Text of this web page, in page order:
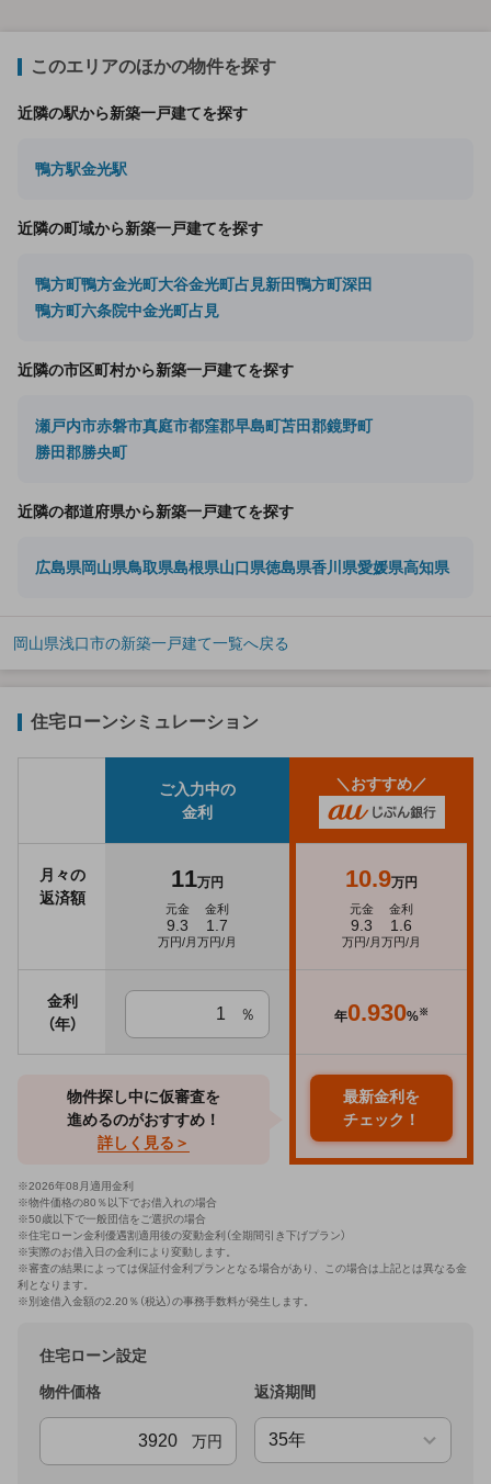
このエリアのほかの物件を探す
近隣の駅から新築一戸建てを探す
鴨方駅金光駅
近隣の町域から新築一戸建てを探す
鴨方町鴨方金光町大谷金光町占見新田鴨方町深田
鴨方町六条院中金光町占見
近隣の市区町村から新築一戸建てを探す
瀬戸内市赤磐市真庭市都窪郡早島町苫田郡鏡野町
勝田郡勝央町
近隣の都道府県から新築一戸建てを探す
広島県岡山県鳥取県島根県山口県徳島県香川県愛媛県高知県
岡山県浅口市の新築一戸建て一覧へ戻る
住宅ローンシミュレーション
月々の
返済額
金利
（年）
ご入力中の
金利
11万円
元金
9.3
万円/月
金利
1.7
万円/月
％
＼おすすめ／
10.9万円
元金
9.3
万円/月
金利
1.6
万円/月
年0.930%※
最新金利を
チェック！
物件探し中に仮審査を
進めるのがおすすめ！
詳しく見る＞
※2026年08月適用金利
※物件価格の80％以下でお借入れの場合
※50歳以下で一般団信をご選択の場合
※住宅ローン金利優遇割適用後の変動金利（全期間引き下げプラン）
※実際のお借入日の金利により変動します。
※審査の結果によっては保証付金利プランとなる場合があり、この場合は上記とは異なる金
利となります。
※別途借入金額の2.20％（税込）の事務手数料が発生します。
住宅ローン設定
物件価格
万円
返済期間